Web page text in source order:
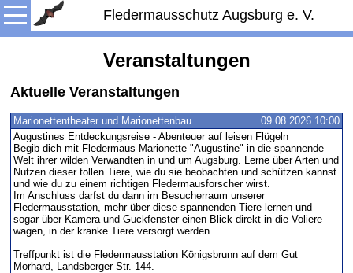
Fledermausschutz Augsburg e. V.
Veranstaltungen
Aktuelle Veranstaltungen
Marionettentheater und Marionettenbau
09.08.2026 10:00
Augustines Entdeckungsreise - Abenteuer auf leisen Flügeln
Begib dich mit Fledermaus-Marionette "Augustine" in die spannende
Welt ihrer wilden Verwandten in und um Augsburg. Lerne über Arten und
Nutzen dieser tollen Tiere, wie du sie beobachten und schützen kannst
und wie du zu einem richtigen Fledermausforscher wirst.
Im Anschluss darfst du dann im Besucherraum unserer
Fledermausstation, mehr über diese spannenden Tiere lernen und
sogar über Kamera und Guckfenster einen Blick direkt in die Voliere
wagen, in der kranke Tiere versorgt werden.
Treffpunkt ist die Fledermausstation Königsbrunn auf dem Gut
Morhard, Landsberger Str. 144.